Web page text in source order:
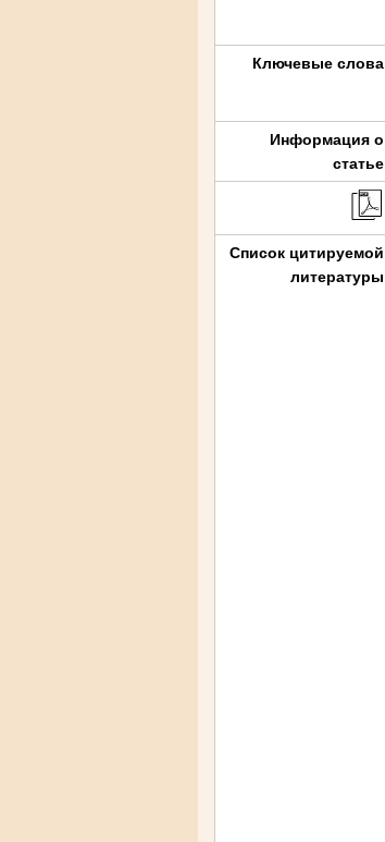
Ключевые слова
Информация о
статье
Список цитируемой
литературы